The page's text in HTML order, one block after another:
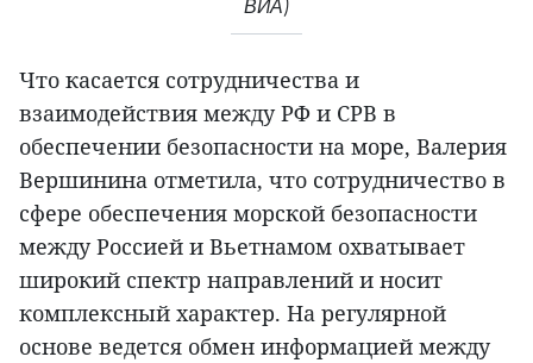
ВИА)
Что касается сотрудничества и
взаимодействия между РФ и СРВ в
обеспечении безопасности на море, Валерия
Вершинина отметила, что сотрудничество в
сфере обеспечения морской безопасности
между Россией и Вьетнамом охватывает
широкий спектр направлений и носит
комплексный характер. На регулярной
основе ведется обмен информацией между